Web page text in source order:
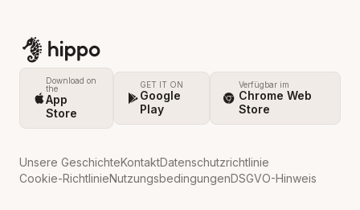
Download on
the
App
Store
GET IT ON
Google
Play
Verfügbar im
Chrome Web
Store
Unsere GeschichteKontaktDatenschutzrichtlinie
Cookie-RichtlinieNutzungsbedingungenDSGVO-Hinweis